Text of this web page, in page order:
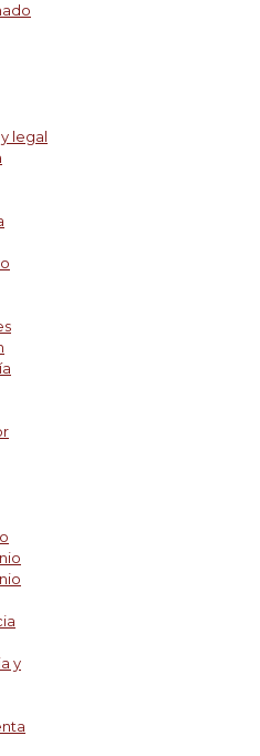
legal
y